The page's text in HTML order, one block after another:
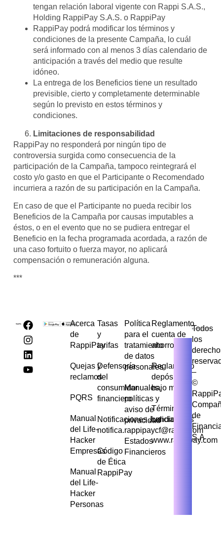
tengan relación laboral vigente con Rappi S.A.S.,
Holding RappiPay S.A.S. o RappiPay
RappiPay podrá modificar los términos y
condiciones de la presente Campaña, lo cuál
será informado con al menos 3 días calendario de
anticipación a través del medio que resulte
idóneo.
La entrega de los Beneficios tiene un resultado
previsible, cierto y completamente determinable
según lo previsto en estos términos y
condiciones.
Limitaciones de responsabilidad
RappiPay no responderá por ningún tipo de
controversia surgida como consecuencia de la
participación de la Campaña, tampoco reintegrará el
costo y/o gasto en que el Participante o Recomendado
incurriera a razón de su participación en la Campaña.
En caso de que el Participante no pueda recibir los
Beneficios de la Campaña por causas imputables a
éstos, o en el evento que no se pudiera entregar el
Beneficio en la fecha programada acordada, a razón de
una caso fortuito o fuerza mayor, no aplicará
compensación o remuneración alguna.
***
Acerca
de
RappiPay
Quejas y
reclamos
PQRS
Manual
del Life-
Hacker
Empresas
Manual
del Life-
Hacker
Personas
Tasas
y
tarifas
Defensoría
del
consumidor
financiero
Notificaciones Judiciales
notifica.rappipaycf@rappi.com
Código
de Ética
RappiPay
Política
para el
tratamiento
de datos
personales
Manuales,
políticas y
aviso de
privacidad
Estados
Financieros
Reglamento
cuenta de
ahorros
Reglamento
depósito de
bajo monto
Términos y
condiciones
www.rappipay.com
Todos
los
–
©
de
S.A